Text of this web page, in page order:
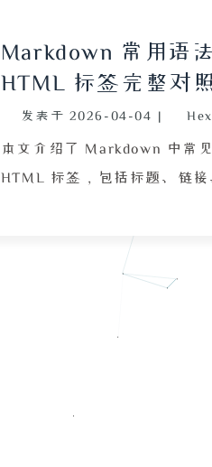
Markdown 常用语
HTML 标签完整对
发表于 2026-04-04 |
本文介绍了 Markdown 中常
HTML 标签，包括标题、链
线、行内代码、代码块以及任
等。通过对比 Markdown 简
HTML 实现，帮助读者快速